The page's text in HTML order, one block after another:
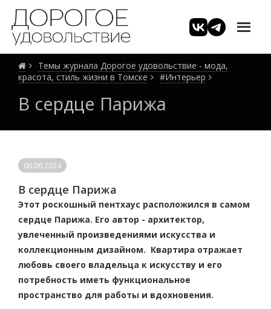
Темы журнала Дорогое удовольствие - мода,
красота, стиль жизни в Томске
#Интерьер
В сердце Парижа
06.06.2024
В сердце Парижа
Этот роскошный пентхаус расположился в самом
сердце Парижа. Его автор - архитектор,
увлеченный произведениями искусства и
коллекционным дизайном. Квартира отражает
любовь своего владельца к искусству и его
потребность иметь функциональное
пространство для работы и вдохновения.